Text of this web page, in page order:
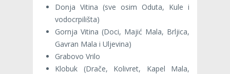
Donja Vitina (sve osim Oduta, Kule i
vodocrpilišta)
Gornja Vitina (Doci, Majić Mala, Brljica,
Gavran Mala i Uljevina)
Grabovo Vrilo
Klobuk (Drače, Kolivret, Kapel Mala,